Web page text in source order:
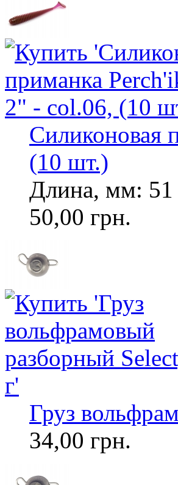
Силиконовая
(10 шт.)
Длина, мм: 51
50,00 грн.
Груз
34,00 грн.